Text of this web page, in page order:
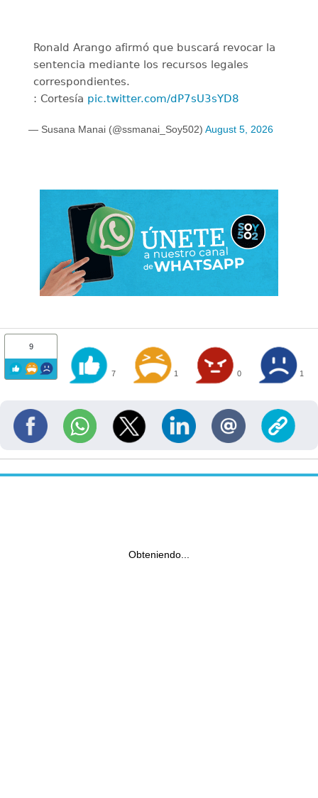
Ronald Arango afirmó que buscará revocar la
sentencia mediante los recursos legales
correspondientes.
: Cortesía pic.twitter.com/dP7sU3sYD8
— Susana Manai (@ssmanai_Soy502) August 5, 2026
9
7 1 0 1
Obteniendo...